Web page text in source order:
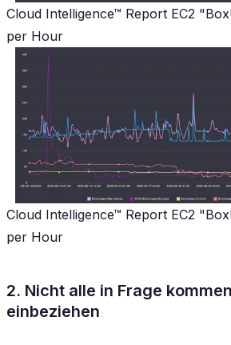
Cloud Intelligence™ Report EC2
per Hour
Cloud Intelligence™ Report EC2
per Hour
2. Nicht alle in Frage
einbeziehen